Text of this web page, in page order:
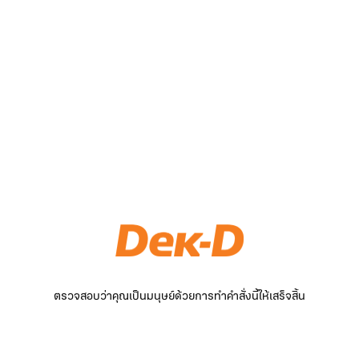
ตรวจสอบว่าคุณเป็นมนุษย์ด้วยการทำคำสั่งนี้ให้เสร็จสิ้น